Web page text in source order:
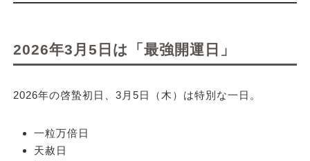
2026年3月5日は「最強開運日」
2026年の啓蟄初日、3月5日（木）は特別な一日。
一粒万倍日
天赦日